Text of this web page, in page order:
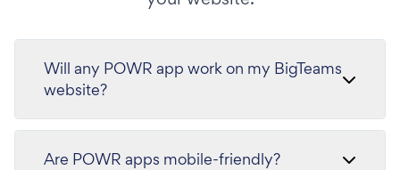
Will any POWR app work on my BigTeams
website?
Are POWR apps mobile-friendly?